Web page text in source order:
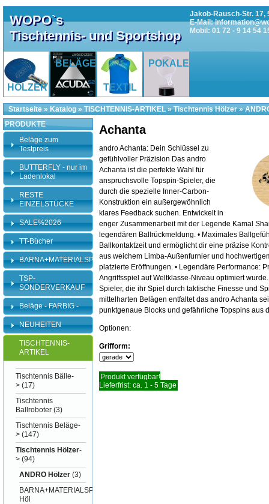
WOPO`s
Tischtennis- und Sportshop
Jakob-Rausch-Str. 17,
E-Mail:
Mobil: 01 72 - 9 14 54
HÖLZER
BELÄGE
TEXTIL
POKALE
Startseite » Katalog » TISCHTENNIS-ARTIKEL»Tischtennis Hölzer»
Achanta
andro Achanta: Dein Schlüssel zu
gefühlvoller Präzision Das andro
Achanta ist die perfekte Wahl für
anspruchsvolle Topspin-Spieler, die
durch die spezielle Inner-Carbon-
Konstruktion ein außergewöhnlich
klares Feedback suchen. Entwickelt in
enger Zusammenarbeit mit der Legende Kamal
legendären Ballrückmeldung. • Maximales
Ballkontaktzeit und ermöglicht dir eine präzise
aus weichem Limba-Außenfurnier und
platzierte Eröffnungen. • Legendäre Performance:
Angriffsspiel auf Weltklasse-Niveau optimiert
Spieler, die ihr Spiel durch taktische Finesse und
mittelharten Belägen entfaltet das andro Achanta
punktgenaue Blocks und gefährliche Topspins aus
Optionen:
Grifform:
Produkt verfügbar!
Lieferfrist: ca. 1 - 5 Tage
PRODUKTE
Beläge zum
Testpreis
BUTTERFLY - nur im
Ladenlokal
RESTE
EINZELSTÜCKE
SALE%2026
TT-Bücher
BARNA+MATERIALSPEZI
TSP-
SONDERVERKAUF
Beläge - FARBIG -
NEUHEITEN
TISCHTENNIS-
ARTIKEL
Tischtennis Bälle-
> (17)
Tischtennis
Ballroboter (3)
Tischtennis Beläge-
> (147)
Tischtennis Hölzer-
> (94)
ANDRO Hölzer (3)
BARNA+MATERIALSPEZI
Höl